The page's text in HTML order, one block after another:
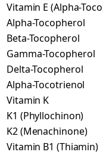
Vitamin E (Alpha-
Alpha-Tocopherol
Beta-Tocopherol
Gamma-Tocopherol
Delta-Tocopherol
Alpha-Tocotrienol
Vitamin K
K1 (Phyllochinon)
K2 (Menachinone)
Vitamin B1 (Thiamin)